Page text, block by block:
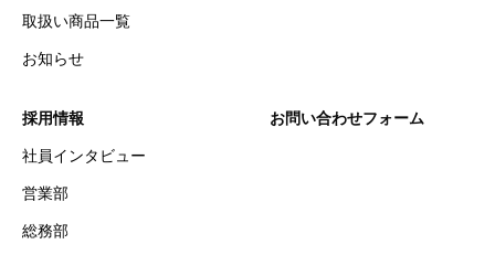
取扱い商品一覧
お知らせ
採用情報
社員インタビュー
営業部
総務部
お問い合わせフォーム